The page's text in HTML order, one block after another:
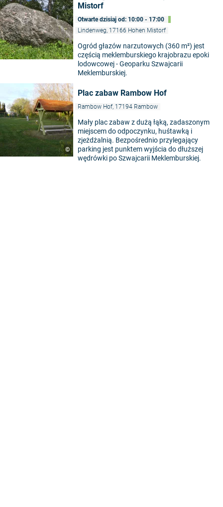
Mistorf
Otwarte dzisiaj od: 10:00 - 17:00
Lindenweg, 17166 Hohen Mistorf
Ogród głazów narzutowych (360 m²) jest
częścią meklemburskiego krajobrazu epoki
lodowcowej - Geoparku Szwajcarii
Meklemburskiej.
©
Plac zabaw Rambow Hof
Rambow Hof, 17194 Rambow
Mały plac zabaw z dużą łąką, zadaszonym
miejscem do odpoczynku, huśtawką i
zjeżdżalnią. Bezpośrednio przylegający
parking jest punktem wyjścia do dłuższej
wędrówki po Szwajcarii Meklemburskiej.